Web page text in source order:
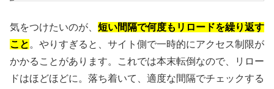
気をつけたいのが、 短い間隔で何度もリロードを繰り返す
こと 。やりすぎると、サイト側で一時的にアクセス制限が
かかることがあります。これでは本末転倒なので、リロー
ドはほどほどに。落ち着いて、適度な間隔でチェックする